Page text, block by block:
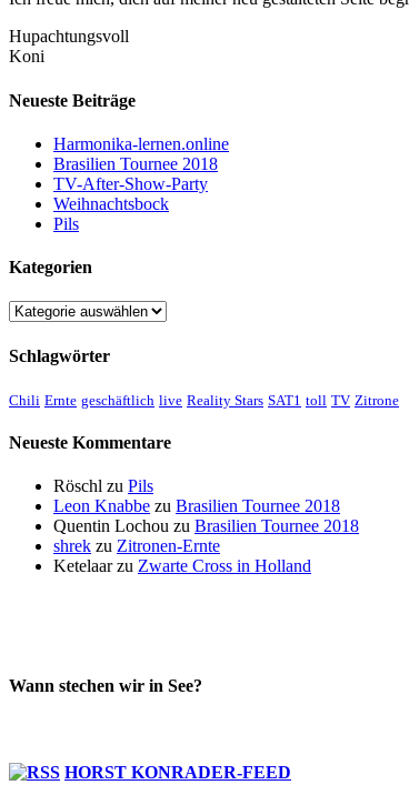
Hupachtungsvoll
Koni
Neueste Beiträge
Harmonika-lernen.online
Brasilien Tournee 2018
TV-After-Show-Party
Weihnachtsbock
Pils
Kategorien
Kategorien
Schlagwörter
Chili Ernte geschäftlich live Reality Stars SAT1 toll TV Zitrone
Neueste Kommentare
Röschl zu Pils
Leon Knabbe zu Brasilien Tournee 2018
Quentin Lochou zu Brasilien Tournee 2018
shrek zu Zitronen-Ernte
Ketelaarzu Zwarte Cross in Holland
Wann stechen wir in See?
HORST KONRADER-FEED